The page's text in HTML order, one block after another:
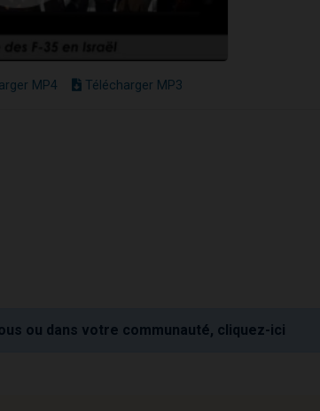
MP4 Télécharger MP3
ou dans votre communauté, cliquez-ici